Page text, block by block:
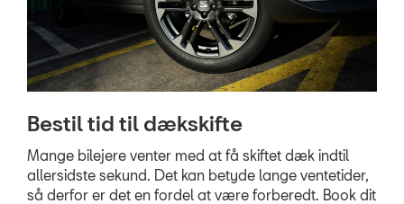
Bestil tid til dækskifte
Mange bilejere venter med at få skiftet dæk indtil
allersidste sekund. Det kan betyde lange ventetider,
så derfor er det en fordel at være forberedt. Book dit